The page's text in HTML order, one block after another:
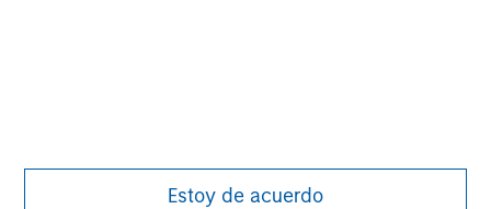
Estoy de acuerdo